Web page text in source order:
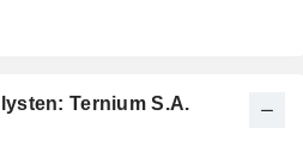
Ternium S.A.